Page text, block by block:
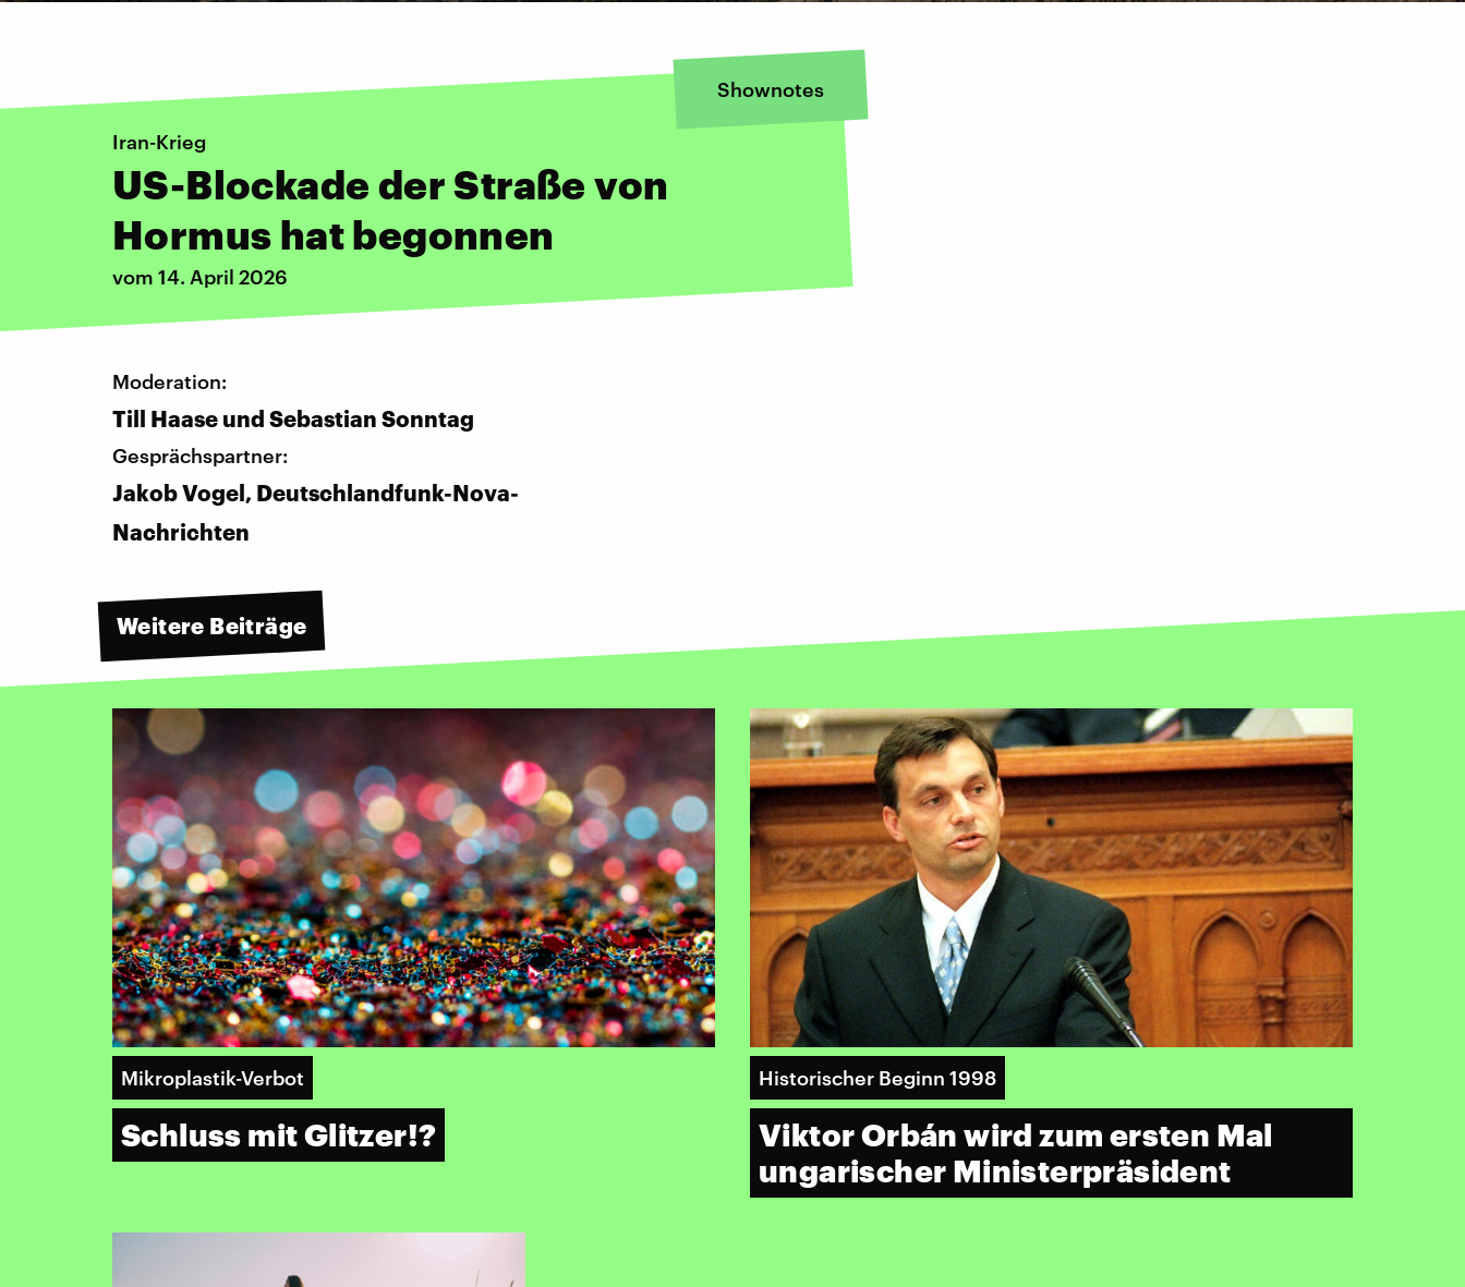
Shownotes
Iran-Krieg
US-Blockade der Straße von
Hormus hat begonnen
vom 14. April 2026
Moderation:
Till Haase und Sebastian Sonntag
Gesprächspartner:
Jakob Vogel, Deutschlandfunk-Nova-
Nachrichten
Weitere Beiträge
Mikroplastik-Verbot
Schluss mit Glitzer!?
Historischer Beginn 1998
Viktor Orbán wird zum ersten Mal
ungarischer Ministerpräsident